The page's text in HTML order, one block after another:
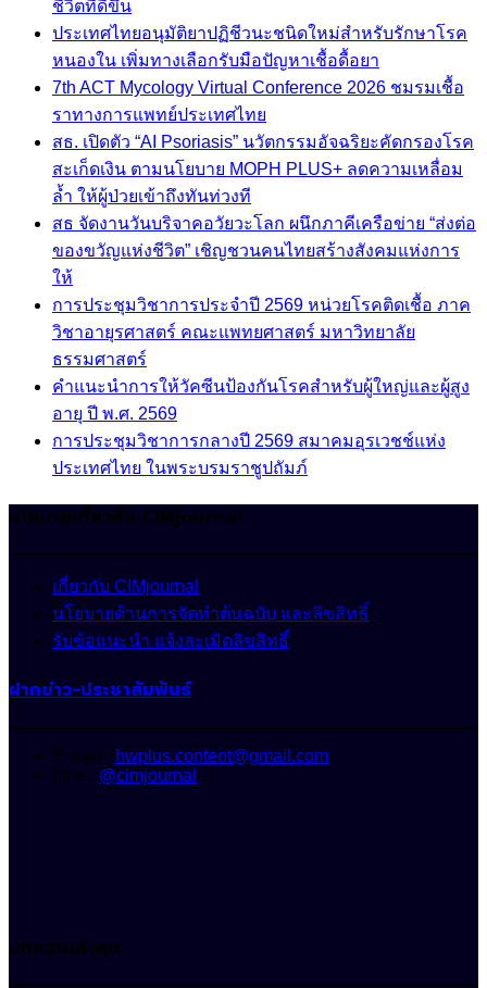
ชีวิตที่ดีขึ้น
ประเทศไทยอนุมัติยาปฏิชีวนะชนิดใหม่สำหรับรักษาโรค
หนองใน เพิ่มทางเลือกรับมือปัญหาเชื้อดื้อยา
7th ACT Mycology Virtual Conference 2026 ชมรมเชื้อ
ราทางการแพทย์ประเทศไทย
สธ. เปิดตัว “AI Psoriasis” นวัตกรรมอัจฉริยะคัดกรองโรค
สะเก็ดเงิน ตามนโยบาย MOPH PLUS+ ลดความเหลื่อม
ล้ำ ให้ผู้ป่วยเข้าถึงทันท่วงที
สธ จัดงานวันบริจาคอวัยวะโลก ผนึกภาคีเครือข่าย “ส่งต่อ
ของขวัญแห่งชีวิต” เชิญชวนคนไทยสร้างสังคมแห่งการ
ให้
การประชุมวิชาการประจำปี 2569 หน่วยโรคติดเชื้อ ภาค
วิชาอายุรศาสตร์ คณะแพทยศาสตร์ มหาวิทยาลัย
ธรรมศาสตร์
คำแนะนำการให้วัคซีนป้องกันโรคสำหรับผู้ใหญ่และผู้สูง
อายุ ปี พ.ศ. 2569
การประชุมวิชาการกลางปี 2569 สมาคมอุรเวชช์แห่ง
ประเทศไทย ในพระบรมราชูปถัมภ์
นโยบายเกี่ยวกับ CIMjournal
เกี่ยวกับ CIMjournal
นโยบายด้านการจัดทำต้นฉบับ และลิขสิทธิ์
รับข้อแนะนำ แจ้งละเมิดลิขสิทธิ์
ฝากข่าว-ประชาสัมพันธ์
E-mail : hwplus.content@gmail.com
Line : @cimjournal
บทความล่าสุด